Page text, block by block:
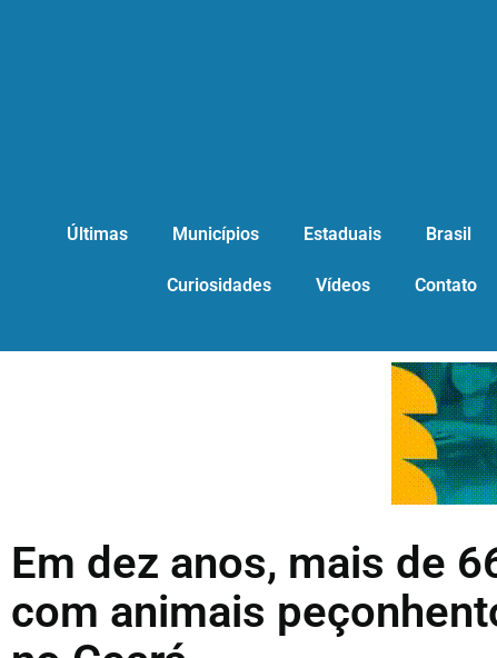
Últimas Municípios Estaduais Brasil
Curiosidades Vídeos Contato
Em dez anos, mais de
com animais